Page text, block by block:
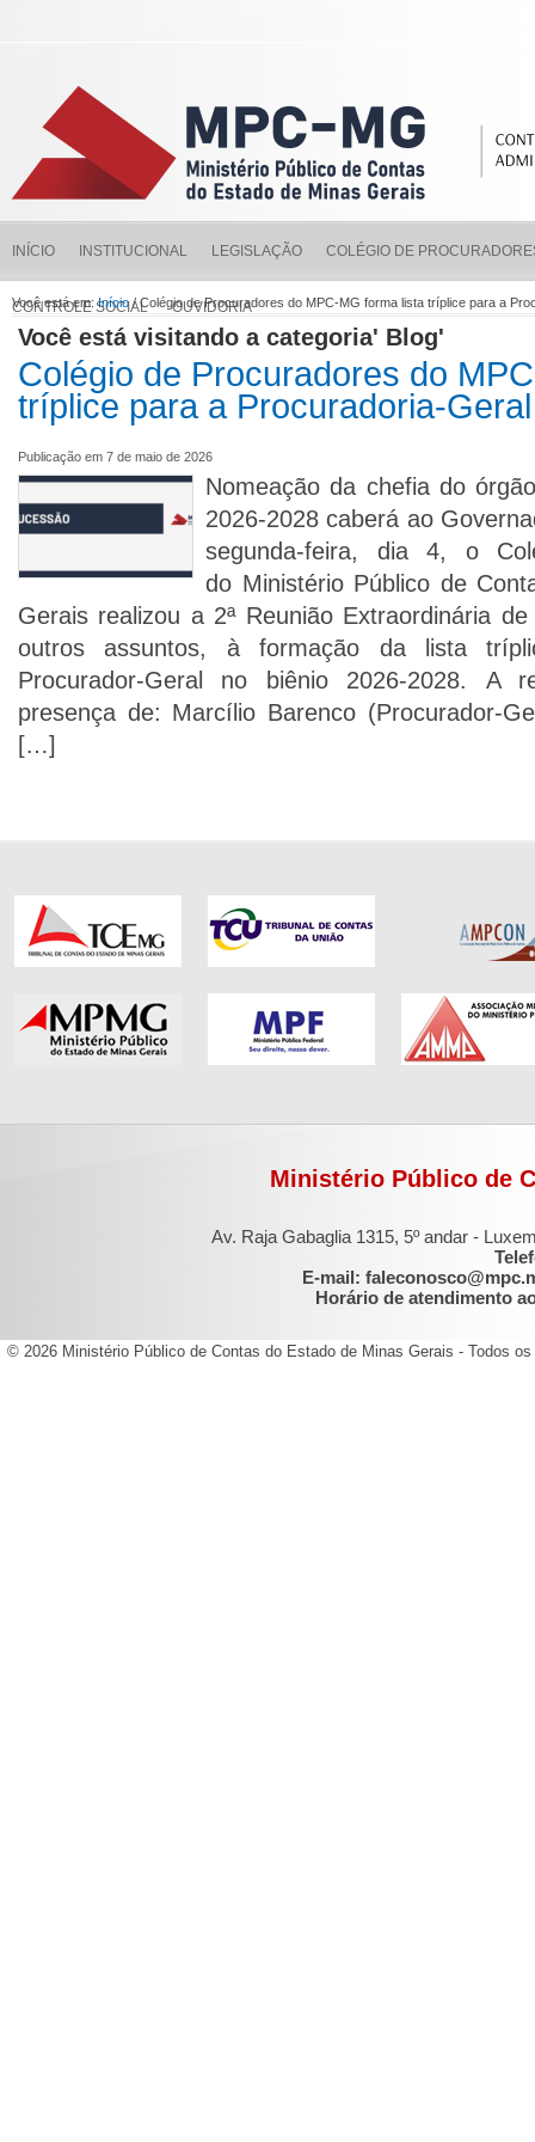
INÍCIO INSTITUCIONAL LEGISLAÇÃO COLÉGIO DE
CONTROLE SOCIAL OUVIDORIA
Você está em:Início/ Colégio de Procuradores do MPC-MG forma lista tríplice para a
Você está visitando a categoria' Blog'
Colégio de Procuradores do
tríplice para a Procuradoria-
Publicação em 7 de maio de 2026
Nomeação da chefia do
2026-2028 caberá ao
segunda-feira, dia 4, o
do Ministério Público de
Gerais realizou a 2ª Reunião Extraordinária
outros assuntos, à formação da lista
Procurador-Geral no biênio 2026-2028. A
presença de: Marcílio Barenco (Procurador-
[…]
Ministério Público de
Av. Raja Gabaglia 1315, 5º andar -
E-mail:
Horário de atendimento
© 2026 Ministério Público de Contas do Estado de Minas Gerais - Todos